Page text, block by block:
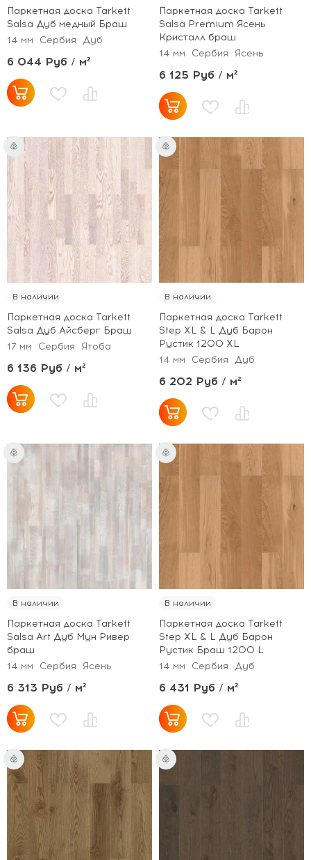
Паркетная доска Tarkett
Salsa Дуб медный Браш
14 мм
Сербия Дуб
6 044 Руб / м²
Паркетная доска Tarkett
Salsa Premium Ясень
Кристалл браш
14 мм
Сербия Ясень
6 125 Руб / м²
В наличии
Паркетная доска Tarkett
Salsa Дуб Айсберг Браш
17 мм
Сербия Ятоба
6 136 Руб / м²
В наличии
Паркетная доска Tarkett
Step XL & L Дуб Барон
Рустик 1200 XL
14 мм
Сербия Дуб
6 202 Руб / м²
В наличии
Паркетная доска Tarkett
Salsa Art Дуб Мун Ривер
браш
14 мм
Сербия Ясень
6 313 Руб / м²
В наличии
Паркетная доска Tarkett
Step XL & L Дуб Барон
Рустик Браш 1200 L
14 мм
Сербия Дуб
6 431 Руб / м²